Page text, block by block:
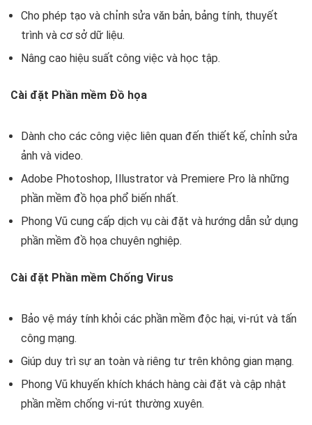
Cho phép tạo và chỉnh sửa văn bản, bảng tính, thuyết
trình và cơ sở dữ liệu.
Nâng cao hiệu suất công việc và học tập.
Cài đặt Phần mềm Đồ họa
Dành cho các công việc liên quan đến thiết kế, chỉnh sửa
ảnh và video.
Adobe Photoshop, Illustrator và Premiere Pro là những
phần mềm đồ họa phổ biến nhất.
Phong Vũ cung cấp dịch vụ cài đặt và hướng dẫn sử dụng
phần mềm đồ họa chuyên nghiệp.
Cài đặt Phần mềm Chống Virus
Bảo vệ máy tính khỏi các phần mềm độc hại, vi-rút và tấn
công mạng.
Giúp duy trì sự an toàn và riêng tư trên không gian mạng.
Phong Vũ khuyến khích khách hàng cài đặt và cập nhật
phần mềm chống vi-rút thường xuyên.